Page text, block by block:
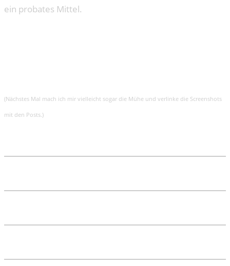
ein probates Mittel.
(Nächstes Mal mach ich mir vielleicht sogar die Mühe und verlinke die Screenshots
mit den Posts.)